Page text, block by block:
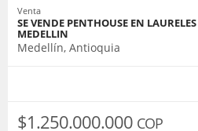
Venta
SE VENDE PENTHOUSE EN
MEDELLIN
Medellín, Antioquia
$1.250.000.000 COP